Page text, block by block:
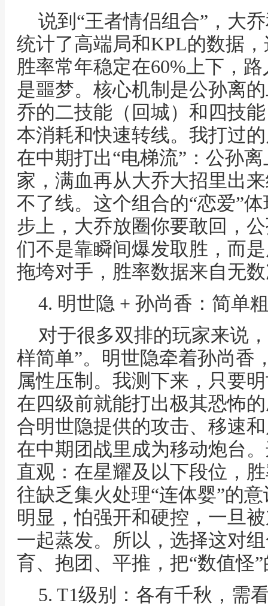
说到“王者情侣组合”，大
统计了高端局和KPL的数据
胜率常年稳定在60%上下，
是噩梦。核心机制是公孙离
乔的二技能（回城）和四技
本消耗和快速转线。我打过
在中期打出“电梯流”：公孙
家，满血再从大乔大招里出
不了线。这个组合的“恋爱”
步上，大乔放圈你要敢回，
们不是靠瞬间爆发取胜，而
拖垮对手，胜率数据来自无
4. 明世隐 + 孙尚香：简单
对于很多双排的玩家来说
样简单”。明世隐牵着孙尚香
属性压制。我测下来，只要
在四级前就能打出极其恐怖
合明世隐提供的攻击、移速
在中期团战里成为移动炮台
直观：在星耀及以下段位，
往缺乏集火处理“连体婴”的
明显，怕强开和硬控，一旦
一起蒸发。所以，选择这对
育、抱团、平推，把“数值怪
5. T1级别：各有千秋，需